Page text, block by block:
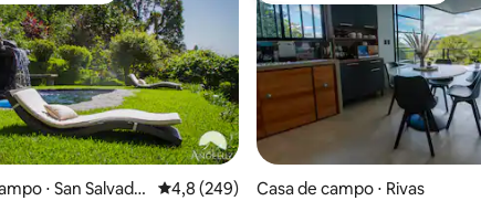
⋅ San Salvado
4,8 de uma avaliação média de 5, 249
4,8 (249)
Casa de campo ⋅ Rivas